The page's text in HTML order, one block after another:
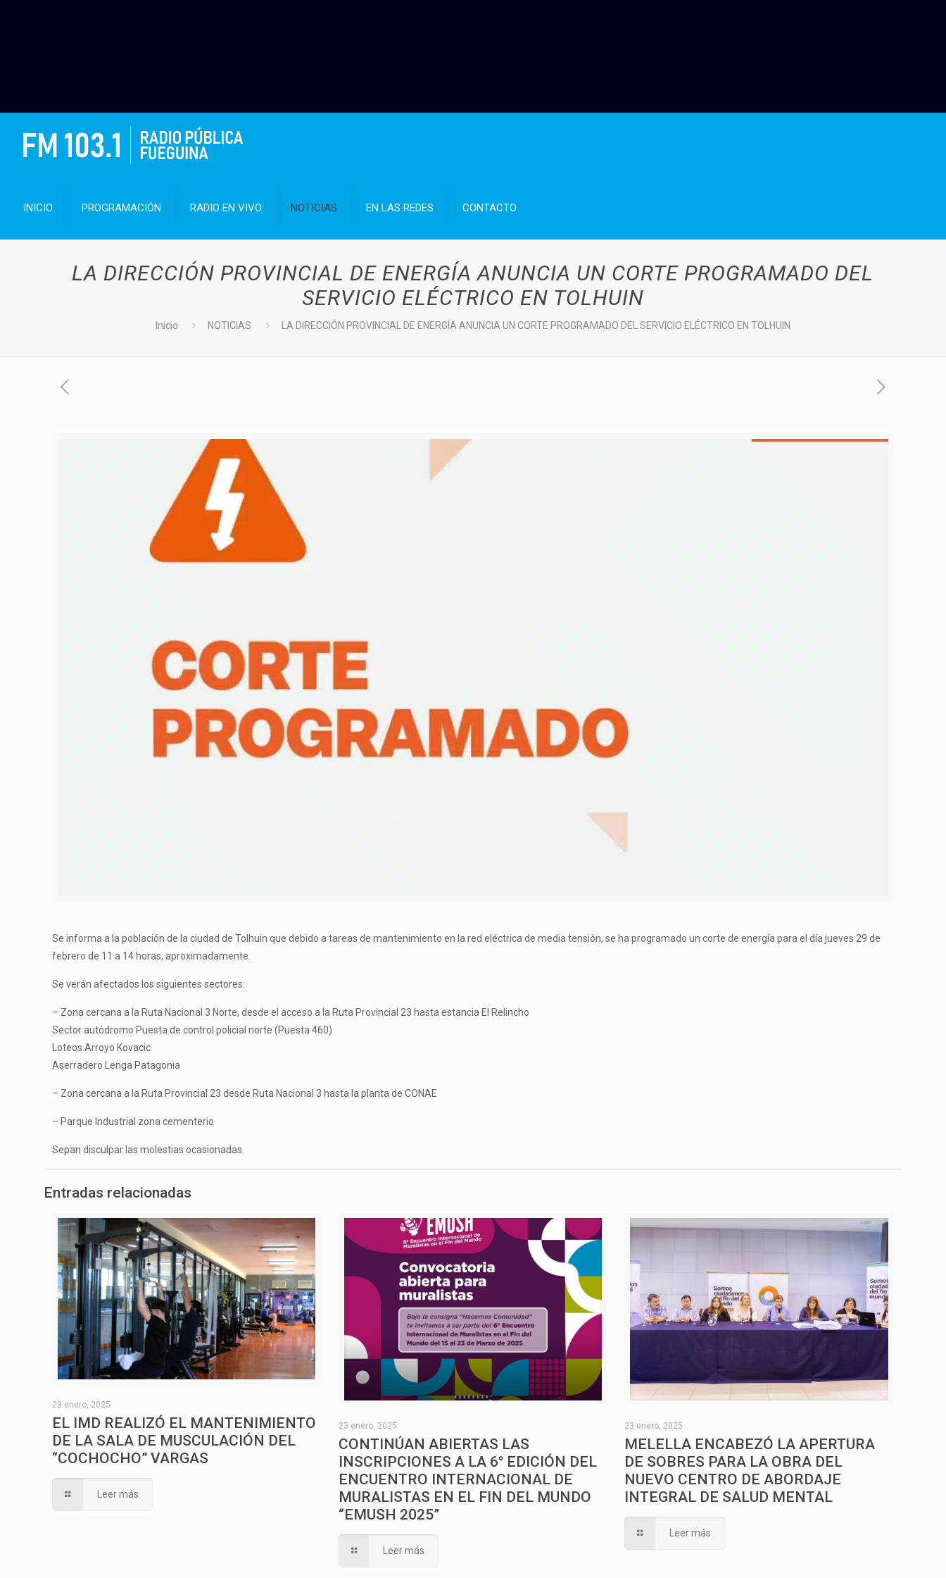
INICIO PROGRAMACIÓN RADIO EN VIVO NOTICIAS EN LAS REDES CONTACTO
LA DIRECCIÓN PROVINCIAL DE ENERGÍA ANUNCIA UN CORTE PROGRAMADO DEL
SERVICIO ELÉCTRICO EN TOLHUIN
Inicio NOTICIAS LA DIRECCIÓN PROVINCIAL DE ENERGÍA ANUNCIA UN CORTE PROGRAMADO DEL SERVICIO ELÉCTRICO EN TOLHUIN
Se informa a la población de la ciudad de Tolhuin que debido a tareas de mantenimiento en la red eléctrica de media tensión, se ha programado un corte de energía para el día jueves 29 de
febrero de 11 a 14 horas, aproximadamente.
Se verán afectados los siguientes sectores:
– Zona cercana a la Ruta Nacional 3 Norte, desde el acceso a la Ruta Provincial 23 hasta estancia El Relincho
Sector autódromo Puesta de control policial norte (Puesta 460)
Loteos Arroyo Kovacic
Aserradero Lenga Patagonia
– Zona cercana a la Ruta Provincial 23 desde Ruta Nacional 3 hasta la planta de CONAE
– Parque Industrial zona cementerio
Sepan disculpar las molestias ocasionadas.
Entradas relacionadas
23 enero, 2025
EL IMD REALIZÓ EL MANTENIMIENTO
DE LA SALA DE MUSCULACIÓN DEL
“COCHOCHO” VARGAS
Leer más
23 enero, 2025
CONTINÚAN ABIERTAS LAS
INSCRIPCIONES A LA 6° EDICIÓN DEL
ENCUENTRO INTERNACIONAL DE
MURALISTAS EN EL FIN DEL MUNDO
“EMUSH 2025”
Leer más
23 enero, 2025
MELELLA ENCABEZÓ LA APERTURA
DE SOBRES PARA LA OBRA DEL
NUEVO CENTRO DE ABORDAJE
INTEGRAL DE SALUD MENTAL
Leer más